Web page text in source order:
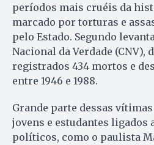
períodos mais cruéis da
marcado por torturas e
pelo Estado. Segundo
Nacional da Verdade (CNV),
registrados 434 mortos e
entre 1946 e 1988.
Grande parte dessas
jovens e estudantes ligados
políticos, como o paulista